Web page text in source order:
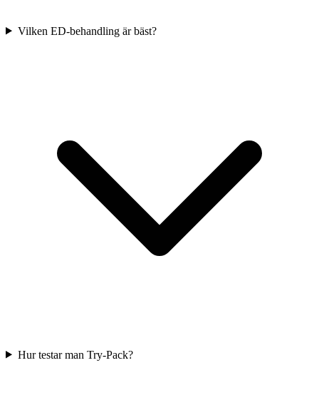
Vilken ED-behandling är bäst?
Hur testar man Try-Pack?